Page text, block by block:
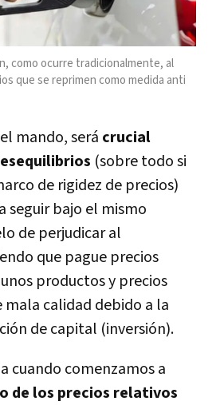
como ocurre tradicionalmente, al
que se reprimen como medida anti
mando, será crucial
(sobre todo si
de rigidez de precios)
seguir bajo el mismo
de perjudicar al
que pague precios
productos y precios
calidad debido a la
de capital (inversión).
cuando comenzamos a
de los precios relativos